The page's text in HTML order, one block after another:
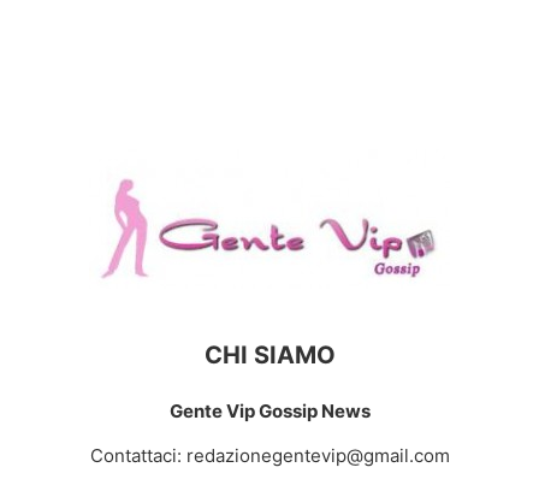
CHI SIAMO
Gente Vip Gossip News
Contattaci: redazionegentevip@gmail.com